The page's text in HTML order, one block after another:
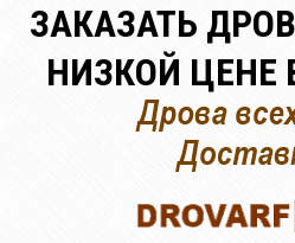
ЗАКАЗАТЬ
НИЗКОЙ ЦЕНЕ